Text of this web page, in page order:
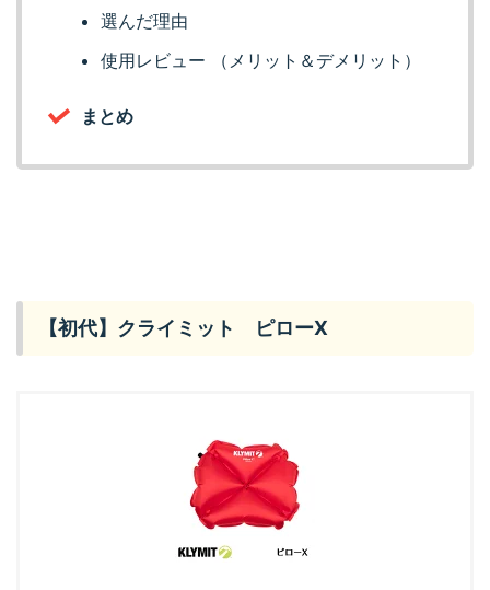
選んだ理由
使用レビュー （メリット＆デメリット）
まとめ
【初代】クライミット ピローX